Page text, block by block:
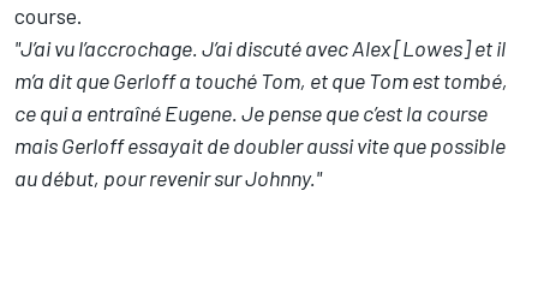
course.
"J’ai vu l’accrochage. J’ai discuté avec Alex [Lowes] et il
m’a dit que Gerloff a touché Tom, et que Tom est tombé,
ce qui a entraîné Eugene. Je pense que c’est la course
mais Gerloff essayait de doubler aussi vite que possible
au début, pour revenir sur Johnny."